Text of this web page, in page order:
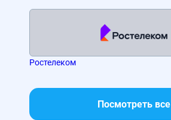
Ростелеком
Посмотреть все